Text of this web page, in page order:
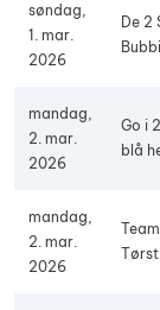
søndag,
1. mar.
2026
De 2
mandag,
2. mar.
2026
Go i
blå
mandag,
2. mar.
2026